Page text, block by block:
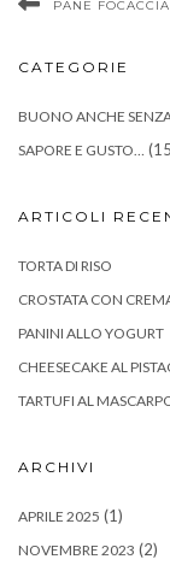
PANE FOCACCIA
CATEGORIE
BUONO ANCHE
SAPORE E GUSTO…
ARTICOLI
TORTA DI RISO
CROSTATA CON
PANINI ALLO YOGURT
CHEESECAKE AL
TARTUFI AL
ARCHIVI
APRILE 2025 (1)
NOVEMBRE 2023 (2)